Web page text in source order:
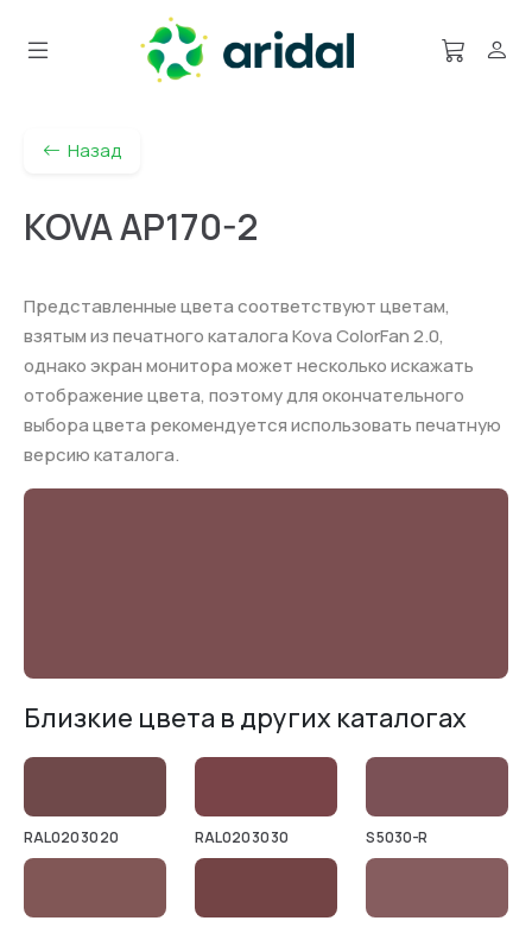
Назад
KOVA AP170-2
Представленные цвета соответствуют цветам,
взятым из печатного каталога Kova ColorFan 2.0,
однако экран монитора может несколько искажать
отображение цвета, поэтому для окончательного
выбора цвета рекомендуется использовать печатную
версию каталога.
Близкие цвета в других каталогах
RAL 020 30 20 RAL 020 30 30 S 5030-R